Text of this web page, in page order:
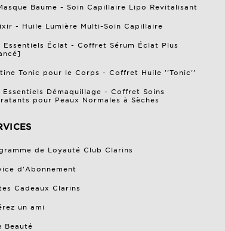
Baume - Soin Capillaire Lipo Revitalisant
- Huile Lumière Multi-Soin Capillaire
Essentiels Éclat - Coffret Sérum Éclat Plus
Tonic pour le Corps - Coffret Huile ''Tonic''
Essentiels Démaquillage - Coffret Soins
pour Peaux Normales à Sèches
de Loyauté Club Clarins
d'Abonnement
Cadeaux Clarins
un ami
Beauté